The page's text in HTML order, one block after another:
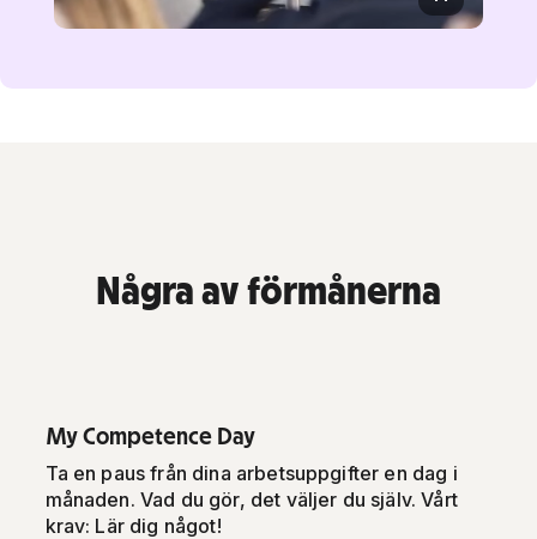
Några av förmånerna
My Competence Day
Ta en paus från dina arbetsuppgifter en dag i
månaden. Vad du gör, det väljer du själv. Vårt
krav: Lär dig något!